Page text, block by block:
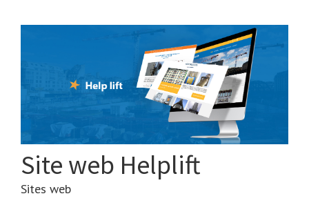
Site web Helplift
Sites web